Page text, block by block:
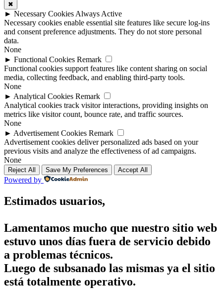
✖
► Necessary CookiesAlways Active
Necessary cookies enable essential site features like secure log-ins
and consent preference adjustments. They do not store personal
data.
None
► Functional Cookies Remark
Functional cookies support features like content sharing on social
media, collecting feedback, and enabling third-party tools.
None
► Analytical Cookies Remark
Analytical cookies track visitor interactions, providing insights on
metrics like visitor count, bounce rate, and traffic sources.
None
► Advertisement Cookies Remark
Advertisement cookies deliver personalized ads based on your
previous visits and analyze the effectiveness of ad campaigns.
None
Reject All Save My Preferences Accept All
Powered by
Estimados usuarios,
Lamentamos mucho que nuestro sitio web
estuvo unos días fuera de servicio debido
a problemas técnicos.
Luego de subsanado las mismas ya el sitio
está totalmente operativo.